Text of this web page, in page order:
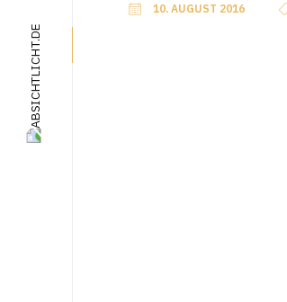
10. AUGUST 2016